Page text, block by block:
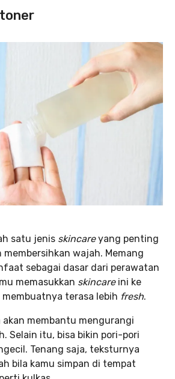
satu jenis skincareyang penting
wajah. Memang
sebagai dasar dari perawatan
memasukkan skincare ini ke
membuatnya terasa lebih fresh.
membantu mengurangi
Selain itu, bisa bikin pori-pori
Tenang saja, teksturnya
bila kamu simpan di tempat